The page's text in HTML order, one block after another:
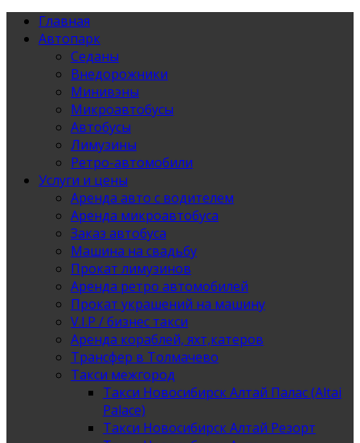
Главная
Автопарк
Седаны
Внедорожники
Минивэны
Микроавтобусы
Автобусы
Лимузины
Ретро-автомобили
Услуги и цены
Аренда авто с водителем
Аренда микроавтобуса
Заказ автобуса
Машина на свадьбу
Прокат лимузинов
Аренда ретро автомобилей
Прокат украшений на машину
V.I.P / бизнес такси
Аренда кораблей, яхт,катеров
Трансфер в Толмачево
Такси межгород
Такси Новосибирск Алтай Палас (Altai
Palace)
Такси Новосибирск Алтай Резорт